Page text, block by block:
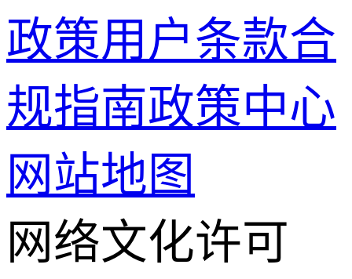
政策用户条款合
规指南政策中心
网站地图
网络文化许可